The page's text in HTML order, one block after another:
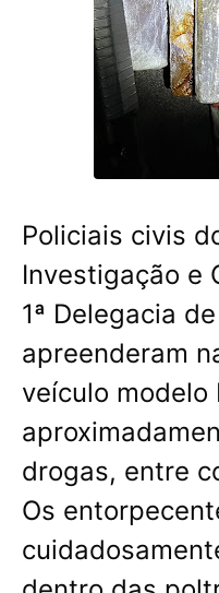
Policiais civis
Investigação e
1ª Delegacia
apreenderam
veículo modelo
drogas, entre
Os